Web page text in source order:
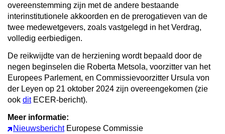
overeenstemming zijn met de andere bestaande
interinstitutionele akkoorden en de prerogatieven van de
twee medewetgevers, zoals vastgelegd in het Verdrag,
volledig eerbiedigen.
De reikwijdte van de herziening wordt bepaald door de
negen beginselen die Roberta Metsola, voorzitter van het
Europees Parlement, en Commissievoorzitter Ursula von
der Leyen op 21 oktober 2024 zijn overeengekomen (zie
ook ditECER-bericht).
Meer informatie:
NieuwsberichtEuropese Commissie